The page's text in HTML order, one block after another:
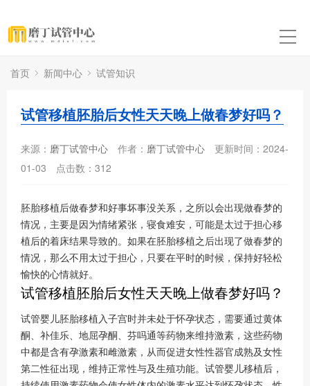
首页 新闻中心 试管知识
试管移植胚胎后女性天天晚上做春梦好吗？
来源： 磨丁试管中心 作者： 磨丁试管中心
更新时间：2024-
01-03
点击数： 312
胚胎移植后做春梦和好事坏事没关系，之所以会出现做春梦的
情况，主要是因为情绪紧张，寝食难安，可能是太过于担心移
植后的着床结果导致的。如果在胚胎移植之后出现了做春梦的
情况，那么不用太过于担心，只要在平时的时候，保持好轻松
愉快的心情就好。
试管移植胚胎后女性天天晚上做春梦好吗？
试管婴儿胚胎移植入子宫时并未处于怀孕状态，需要通过黄体
酮、补佳乐、地屈孕酮、芬吗通等药物来维持激素，这些药物
中都是含有孕激素和雌激素，从而促进女性性器官成熟及女性
第二性征出现，维持正常性与及生殖功能。试管婴儿移植后，